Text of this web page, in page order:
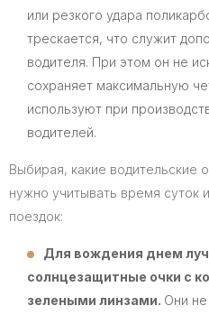
или резкого удара
трескается, что служит
водителя. При этом он не
сохраняет максимальную
используют при
водителей.
Выбирая, какие водительские
нужно учитывать время суток
поездок:
Для вождения днем
солнцезащитные очки с
зелеными линзами. Они